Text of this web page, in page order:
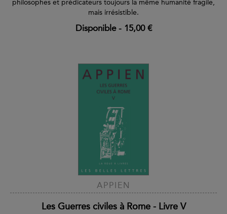
philosophes et prédicateurs toujours la même humanité fragile,
mais irrésistible.
Disponible- 15,00 €
APPIEN
Les Guerres civiles à Rome - Livre V